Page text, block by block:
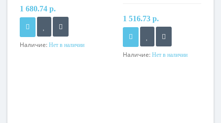
1 680.74 р.
Наличие: Нет в наличии
1 516.73 р.
Наличие: Нет в наличии